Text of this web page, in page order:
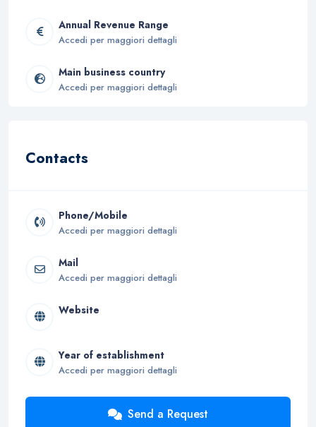
Annual Revenue Range
Accedi per maggiori dettagli
Main business country
Accedi per maggiori dettagli
Contacts
Phone/Mobile
Accedi per maggiori dettagli
Mail
Accedi per maggiori dettagli
Website
Year of establishment
Accedi per maggiori dettagli
Send a Request